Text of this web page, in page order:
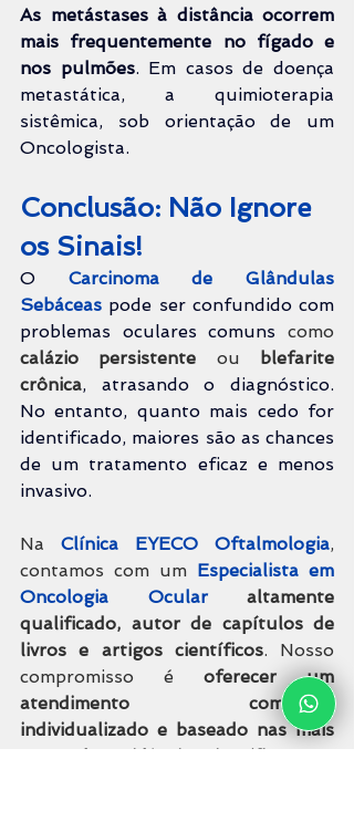
As metástases à distância ocorrem
mais frequentemente no fígado e
nos pulmões. Em casos de doença
metastática, a quimioterapia
sistêmica, sob orientação de um
Oncologista.
Conclusão: Não Ignore
os Sinais!
O Carcinoma de Glândulas
Sebáceas pode ser confundido com
problemas oculares comuns
calázio persistente ou
crônica, atrasando o diagnóstico.
No entanto, quanto mais cedo for
identificado, maiores são as chances
de um tratamento eficaz e menos
invasivo.
Na Clínica EYECO Oftalmologia,
contamos com um Especialista em
Oncologia Ocular
altamente
qualificado, autor de capítulos de
livros e artigos científicos. Nosso
compromisso é oferecer um
atendimento completo,
individualizado e baseado nas mais
avançadas evidências científicas